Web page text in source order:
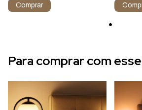
Comprar
Para comprar com